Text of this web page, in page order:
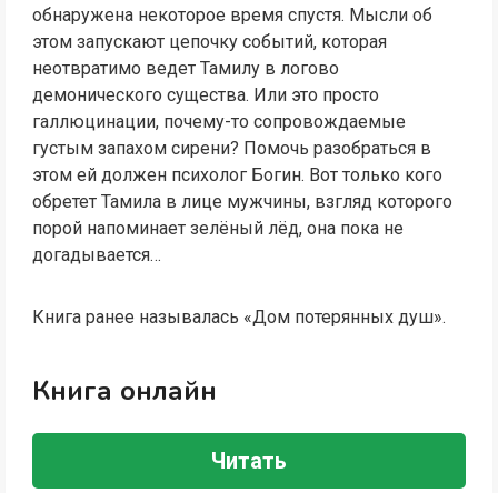
обнаружена некоторое время спустя. Мысли об
этом запускают цепочку событий, которая
неотвратимо ведет Тамилу в логово
демонического существа. Или это просто
галлюцинации, почему-то сопровождаемые
густым запахом сирени? Помочь разобраться в
этом ей должен психолог Богин. Вот только кого
обретет Тамила в лице мужчины, взгляд которого
порой напоминает зелёный лёд, она пока не
догадывается…
Книга ранее называлась «Дом потерянных душ».
Книга онлайн
Читать